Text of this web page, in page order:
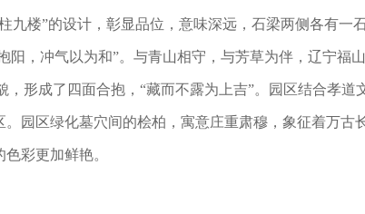
楼”的设计，彰显品位，意味深远，石梁两侧各有一
，冲气以为和”。与青山相守，与芳草为伴，辽宁福
形成了四面合抱，“藏而不露为上吉”。园区结合孝道
园区绿化墓穴间的桧柏，寓意庄重肃穆，象征着万古
彩更加鲜艳。